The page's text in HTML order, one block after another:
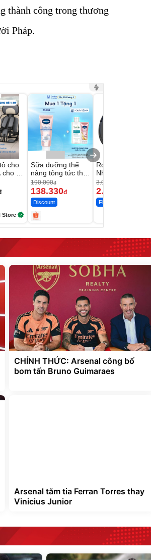
thành công trong thương
Pháp.
cho
bé
Store
Sữa dưỡng thể
nâng tông tức thì
Vaseline Body
190.000đ
138.330đ
Discount
Robot Hút Bụi Lau
Nhà - D2-001 -
Thông Minh
3.000.000
2.200.000
Flash Sale
CHÍNH THỨC: Arsenal công bố
bom tấn Bruno Guimaraes
Arsenal tăm tia Ferran Torres thay
Vinicius Junior